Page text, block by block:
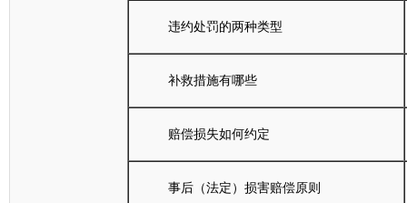
违约处罚的两种类型
补救措施有哪些
赔偿损失如何约定
事后（法定）损害赔偿原则